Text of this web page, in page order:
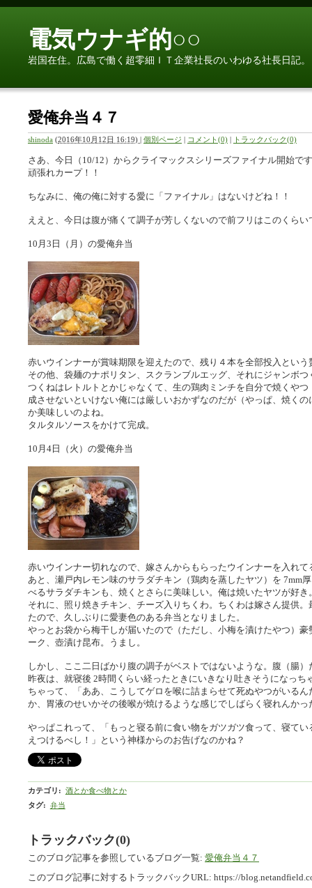
電気ウナギ的○○
岩国在住。広島で働く超零細ＩＴ企業社長のいわゆる社長日記。
愛俺弁当４７
shinoda (2016年10月12日 16:19) | 個別ページ | コメント(0) | トラックバック(0)
さあ、今日（10/12）からクライマックスシリーズファイナル開始で
頑張れカープ！！
ちなみに、俺の俺に対する愛に「ファイナル」はないけどね！！
ええと、今日は腹が痛くて調子が芳しくないので前フリはこのくらい
10月3日（月）の愛俺弁当
赤いウインナーが賞味期限を迎えたので、残り４本を全部投入とい
その他、袋麺のナポリタン、スクランブルエッグ、それにジャンボつ
つくねはレトルトとかじゃなくて、生の鶏肉ミンチを自分で焼くや
成させないといけない俺には厳しいおかずなのだが（やっぱ、焼く
か美味しいのよね。
タルタルソースをかけて完成。
10月4日（火）の愛俺弁当
赤いウインナー切れなので、嫁さんからもらったウインナーを入れて
あと、瀬戸内レモン味のサラダチキン（鶏肉を蒸したヤツ）を 7mm
べるサラダチキンも、焼くとさらに美味しい。俺は焼いたヤツが好き
それに、照り焼きチキン、チーズ入りちくわ。ちくわは嫁さん提供
たので、久しぶりに愛妻色のある弁当となりました。
やっとお袋から梅干しが届いたので（ただし、小梅を漬けたやつ）
ーク、壺漬け昆布。うまし。
しかし、ここ二日ばかり腹の調子がベストではないような。腹（腸
昨夜は、就寝後 2時間くらい経ったときにいきなり吐きそうになっ
ちゃって、「ああ、こうしてゲロを喉に詰まらせて死ぬやつがいる
か、胃液のせいかその後喉が焼けるような感じでしばらく寝れんかっ
やっぱこれって、「もっと寝る前に食い物をガツガツ食って、寝て
えつけるべし！」という神様からのお告げなのかね？
カテゴリ : 酒とか食べ物とか
タグ: 弁当
トラックバック(0)
このブログ記事を参照しているブログ一覧: 愛俺弁当４７
このブログ記事に対するトラックバックURL: https://